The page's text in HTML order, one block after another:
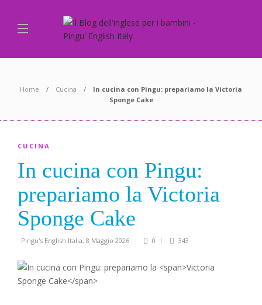
Home Cucina In cucina con Pingu: prepariamo la Victoria
Sponge Cake
CUCINA
In cucina con Pingu:
prepariamo la Victoria
Sponge Cake
Pingu's English Italia, 8 Maggio 2026 0 343